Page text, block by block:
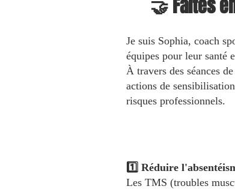
🤝 Faites
Je suis Sophia, coach
équipes pour leur santé
À travers des séances
actions de
risques professionnels.
1️⃣ Réduire
Les TMS (troubles